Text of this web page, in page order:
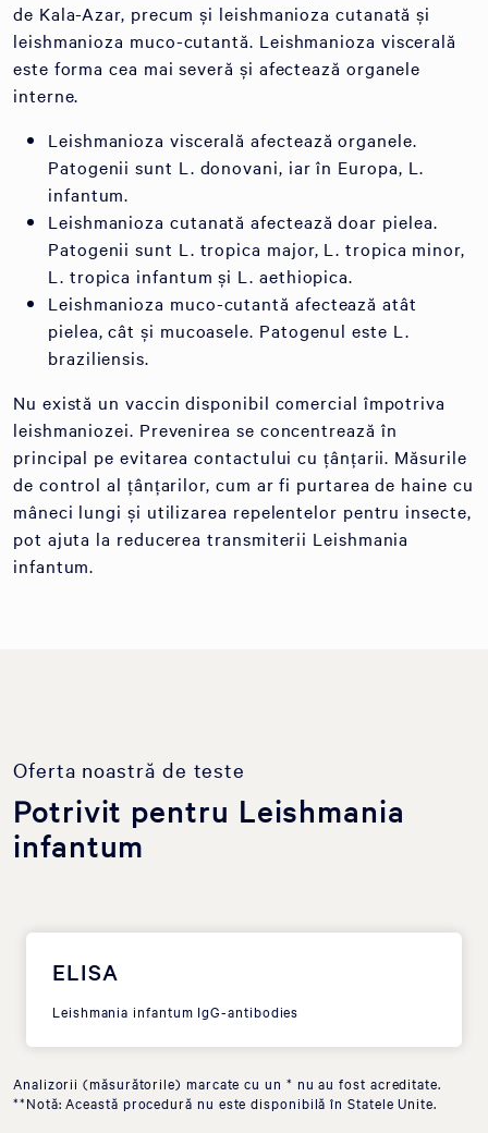
de Kala-Azar, precum și leishmanioza cutanată și
leishmanioza muco-cutantă. Leishmanioza viscerală
este forma cea mai severă și afectează organele
interne.
Leishmanioza viscerală afectează organele.
Patogenii sunt L. donovani, iar în Europa, L.
infantum.
Leishmanioza cutanată afectează doar pielea.
Patogenii sunt L. tropica major, L. tropica minor,
L. tropica infantum și L. aethiopica.
Leishmanioza muco-cutantă afectează atât
pielea, cât și mucoasele. Patogenul este L.
braziliensis.
Nu există un vaccin disponibil comercial împotriva
leishmaniozei. Prevenirea se concentrează în
principal pe evitarea contactului cu țânțarii. Măsurile
de control al țânțarilor, cum ar fi purtarea de haine cu
mâneci lungi și utilizarea repelentelor pentru insecte,
pot ajuta la reducerea transmiterii Leishmania
infantum.
Oferta noastră de teste
Potrivit pentru Leishmania
infantum
ELISA
Leishmania infantum IgG-antibodies
Analizorii (măsurătorile) marcate cu un * nu au fost acreditate.
**Notă: Această procedură nu este disponibilă în Statele Unite.